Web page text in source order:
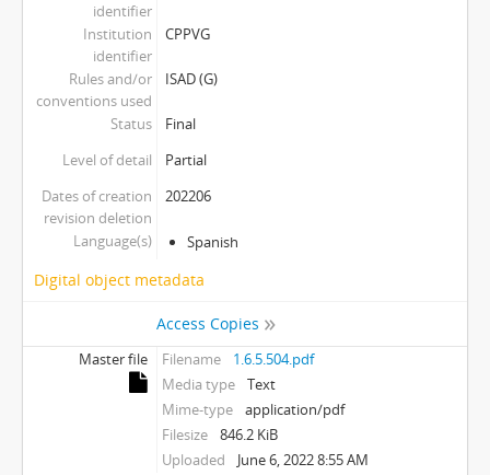
identifier
Institution
identifier
CPPVG
Rules and/or
conventions used
ISAD (G)
Status
Final
Level of detail
Partial
Dates of creation
revision deletion
202206
Language(s) Spanish
Digital object metadata
Access Copies
Master file Filename
1.6.5.504.pdf
Media type
Text
Mime-type
application/pdf
Filesize
846.2 KiB
Uploaded
June 6, 2022 8:55 AM